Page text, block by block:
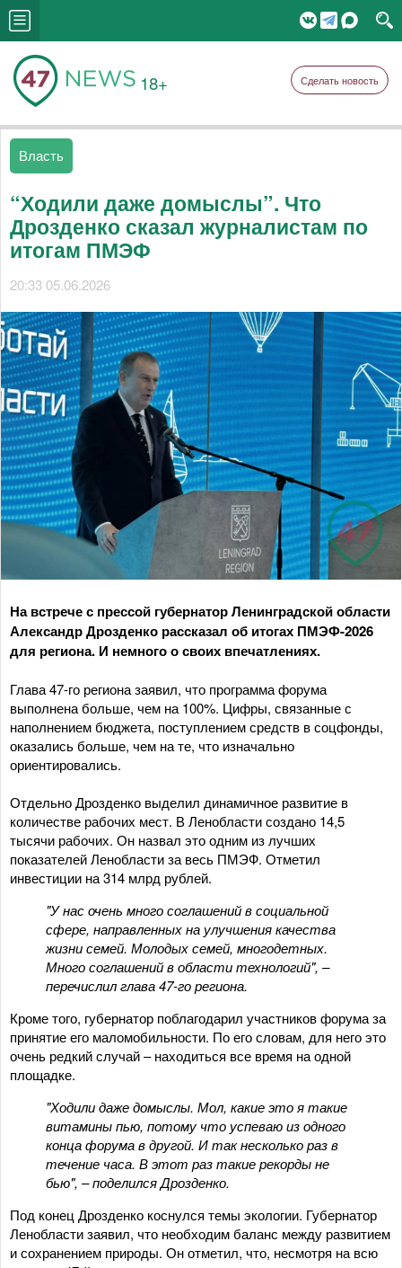
18+ Сделать новость
Власть
“Ходили даже домыслы”. Что
Дрозденко сказал журналистам по
итогам ПМЭФ
20:33 05.06.2026
На встрече с прессой губернатор Ленинградской области
Александр Дрозденко рассказал об итогах ПМЭФ-2026
для региона. И немного о своих впечатлениях.
Глава 47-го региона заявил, что программа форума
выполнена больше, чем на 100%. Цифры, связанные с
наполнением бюджета, поступлением средств в соцфонды,
оказались больше, чем на те, что изначально
ориентировались.
Отдельно Дрозденко выделил динамичное развитие в
количестве рабочих мест. В Ленобласти создано 14,5
тысячи рабочих. Он назвал это одним из лучших
показателей Ленобласти за весь ПМЭФ. Отметил
инвестиции на 314 млрд рублей.
"У нас очень много соглашений в социальной
сфере, направленных на улучшения качества
жизни семей. Молодых семей, многодетных.
Много соглашений в области технологий", –
перечислил глава 47-го региона.
Кроме того, губернатор поблагодарил участников форума за
принятие его маломобильности. По его словам, для него это
очень редкий случай – находиться все время на одной
площадке.
"Ходили даже домыслы. Мол, какие это я такие
витамины пью, потому что успеваю из одного
конца форума в другой. И так несколько раз в
течение часа. В этот раз такие рекорды не
бью", – поделился Дрозденко.
Под конец Дрозденко коснулся темы экологии. Губернатор
Ленобласти заявил, что необходим баланс между развитием
и сохранением природы. Он отметил, что, несмотря на всю